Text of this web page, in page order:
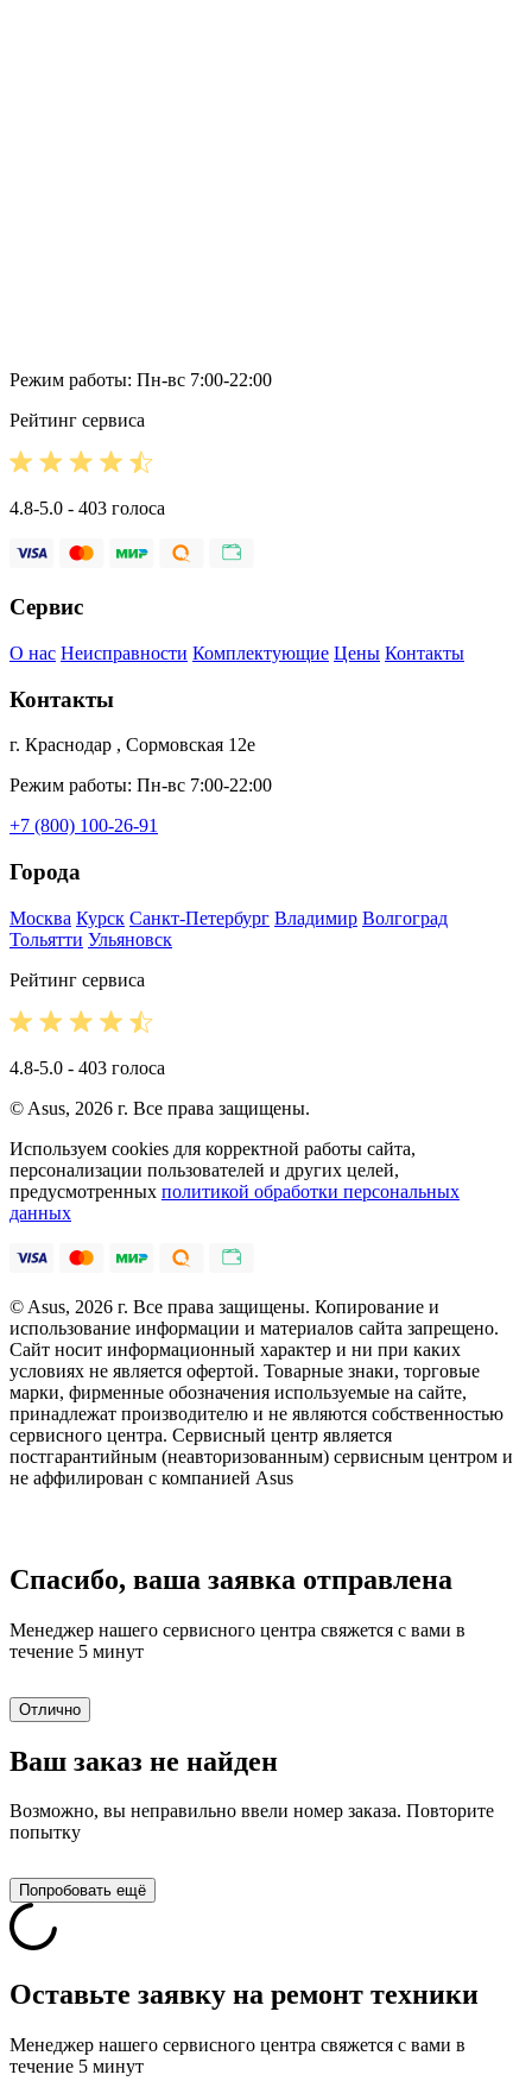
Режим работы: Пн-вс 7:00-22:00
Рейтинг сервиса
4.8-5.0 - 403 голоса
Сервис
О нас Неисправности Комплектующие Цены Контакты
Контакты
г. Краснодар , Сормовская 12е
Режим работы: Пн-вс 7:00-22:00
+7 (800) 100-26-91
Города
Москва Курск Санкт-Петербург Владимир Волгоград
Тольятти Ульяновск
Рейтинг сервиса
4.8-5.0 - 403 голоса
© Asus, 2026 г. Все права защищены.
Используем cookies для корректной работы сайта,
персонализации пользователей и других целей,
предусмотренных политикой обработки персональных
данных
© Asus, 2026 г. Все права защищены. Копирование и
использование информации и материалов сайта запрещено.
Сайт носит информационный характер и ни при каких
условиях не является офертой. Товарные знаки, торговые
марки, фирменные обозначения используемые на сайте,
принадлежат производителю и не являются собственностью
сервисного центра. Сервисный центр является
постгарантийным (неавторизованным) сервисным центром и
не аффилирован с компанией Asus
Спасибо, ваша заявка отправлена
Менеджер нашего сервисного центра свяжется с вами в
течение 5 минут
Отлично
Ваш заказ не найден
Возможно, вы неправильно ввели номер заказа. Повторите
попытку
Попробовать ещё
Оставьте заявку на ремонт техники
Менеджер нашего сервисного центра свяжется с вами в
течение 5 минут